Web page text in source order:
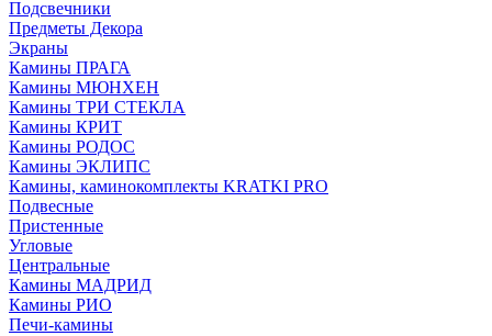
Подсвечники
Предметы Декора
Экраны
Камины ПРАГА
Камины МЮНХЕН
Камины ТРИ СТЕКЛА
Камины КРИТ
Камины РОДОС
Камины ЭКЛИПС
Камины, каминокомплекты KRATKI PRO
Подвесные
Пристенные
Угловые
Центральные
Камины МАДРИД
Камины РИО
Печи-камины